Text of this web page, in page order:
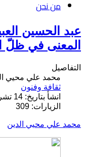
من نحن
عبد الحسين
المعنى في ظلّ
التفاصيل
محمد علي محيي
ثقافة وفنون
انشأ بتاريخ: 14 تشرين1/أكتوير 2025
الزيارات: 309
محمد علي محيي الدين